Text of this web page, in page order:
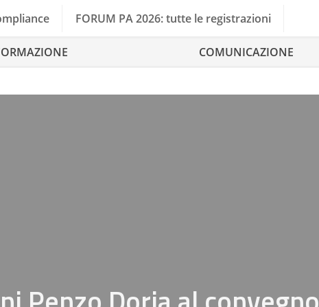
FORUM PA 2026: tutte le registrazioni
COMUNICAZIONE